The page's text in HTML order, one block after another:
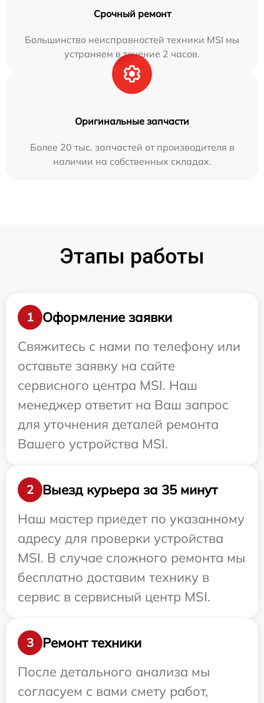
Срочный ремонт
Большинство неисправностей техники MSI мы
устраняем в течение 2 часов.
Оригинальные запчасти
Более 20 тыс. запчастей от производителя в
наличии на собственных складах.
Этапы работы
1
Оформление заявки
Свяжитесь с нами по телефону или
оставьте заявку на сайте
сервисного центра MSI. Наш
менеджер ответит на Ваш запрос
для уточнения деталей ремонта
Вашего устройства MSI.
2
Выезд курьера за 35 минут
Наш мастер приедет по указанному
адресу для проверки устройства
MSI. В случае сложного ремонта мы
бесплатно доставим технику в
сервис в сервисный центр MSI.
3
Ремонт техники
После детального анализа мы
согласуем с вами смету работ,